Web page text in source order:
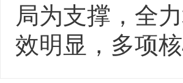
局为支撑，全
效明显，多项